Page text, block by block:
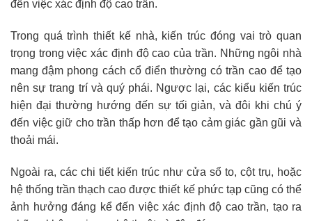
đến việc xác định độ cao trần.
Trong quá trình thiết kế nhà, kiến trúc đóng vai trò quan
trọng trong việc xác định độ cao của trần. Những ngôi nhà
mang đậm phong cách cổ điển thường có trần cao để tạo
nên sự trang trí và quý phái. Ngược lại, các kiểu kiến trúc
hiện đại thường hướng đến sự tối giản, và đôi khi chú ý
đến việc giữ cho trần thấp hơn để tạo cảm giác gần gũi và
thoải mái.
Ngoài ra, các chi tiết kiến trúc như cửa sổ to, cột trụ, hoặc
hệ thống trần thạch cao được thiết kế phức tạp cũng có thể
ảnh hưởng đáng kể đến việc xác định độ cao trần, tạo ra